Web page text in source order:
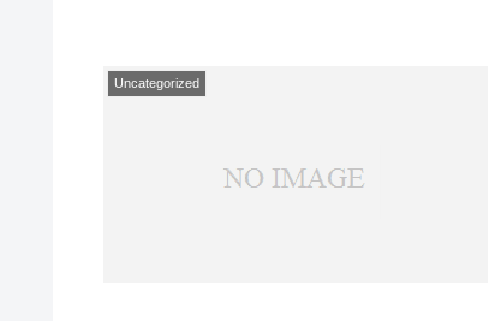
Uncategorized